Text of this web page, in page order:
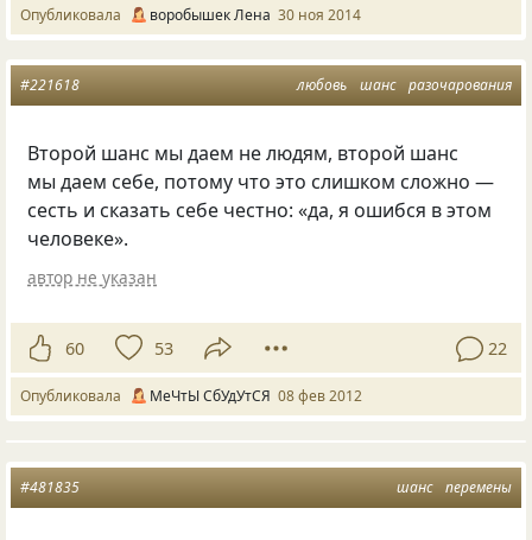
Опубликовала воробышек Лена 30 ноя 2014
любовь шанс разочарования
#221618
Второй шанс мы даем не людям, второй шанс
мы даем себе, потому что это слишком сложно —
сесть и сказать себе честно: «да, я ошибся в этом
человеке».
автор не указан
60 53 22
Опубликовала МеЧтЫ СбУдУтСЯ 08 фев 2012
шанс перемены
#481835